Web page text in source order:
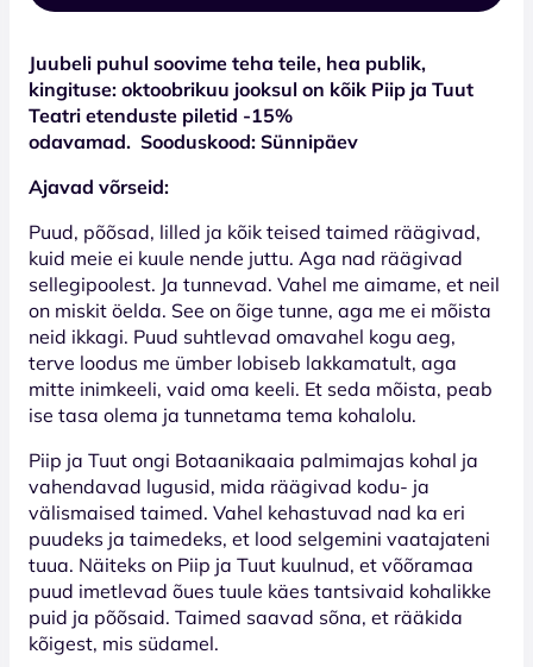
Juubeli puhul soovime teha teile, hea publik,
kingituse: oktoobrikuu jooksul on kõik Piip ja Tuut
Teatri etenduste piletid -15%
odavamad. Sooduskood: Sünnipäev
Ajavad võrseid:
Puud, põõsad, lilled ja kõik teised taimed räägivad,
kuid meie ei kuule nende juttu. Aga nad räägivad
sellegipoolest. Ja tunnevad. Vahel me aimame, et neil
on miskit öelda. See on õige tunne, aga me ei mõista
neid ikkagi. Puud suhtlevad omavahel kogu aeg,
terve loodus me ümber lobiseb lakkamatult, aga
mitte inimkeeli, vaid oma keeli. Et seda mõista, peab
ise tasa olema ja tunnetama tema kohalolu.
Piip ja Tuut ongi Botaanikaaia palmimajas kohal ja
vahendavad lugusid, mida räägivad kodu- ja
välismaised taimed. Vahel kehastuvad nad ka eri
puudeks ja taimedeks, et lood selgemini vaatajateni
tuua. Näiteks on Piip ja Tuut kuulnud, et võõramaa
puud imetlevad õues tuule käes tantsivaid kohalikke
puid ja põõsaid. Taimed saavad sõna, et rääkida
kõigest, mis südamel.